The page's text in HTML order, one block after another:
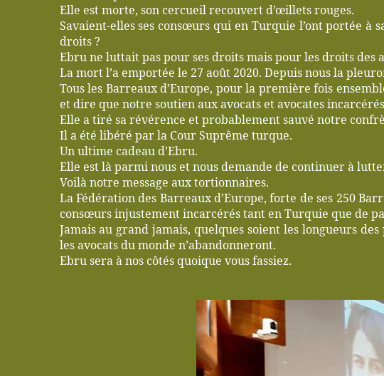
Elle est morte, son cercueil recouvert d’œillets rouges.
Savaient-elles ses consœurs qui en Turquie l’ont portée
droits ?
Ebru ne luttait pas pour ses droits mais pour les droits
La mort l’a emportée le 27 août 2020. Depuis nous la
Tous les Barreaux d’Europe, pour la première fois
et dire que notre soutien aux avocats et avocates
Elle a tiré sa révérence et probablement sauvé notre
Il a été libéré par la Cour Suprême turque.
Un ultime cadeau d’Ebru.
Elle est là parmi nous et nous demande de continuer à
Voilà notre message aux tortionnaires.
La Fédération des Barreaux d’Europe, forte de ses 250
consœurs injustement incarcérés tant en Turquie que de
Jamais au grand jamais, quelques soient les longueurs
les avocats du monde n’abandonneront.
Ebru sera à nos côtés quoique vous fassiez.